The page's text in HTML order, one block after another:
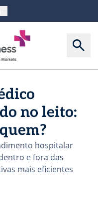
no leito:
hospitalar
e fora das
mais eficientes